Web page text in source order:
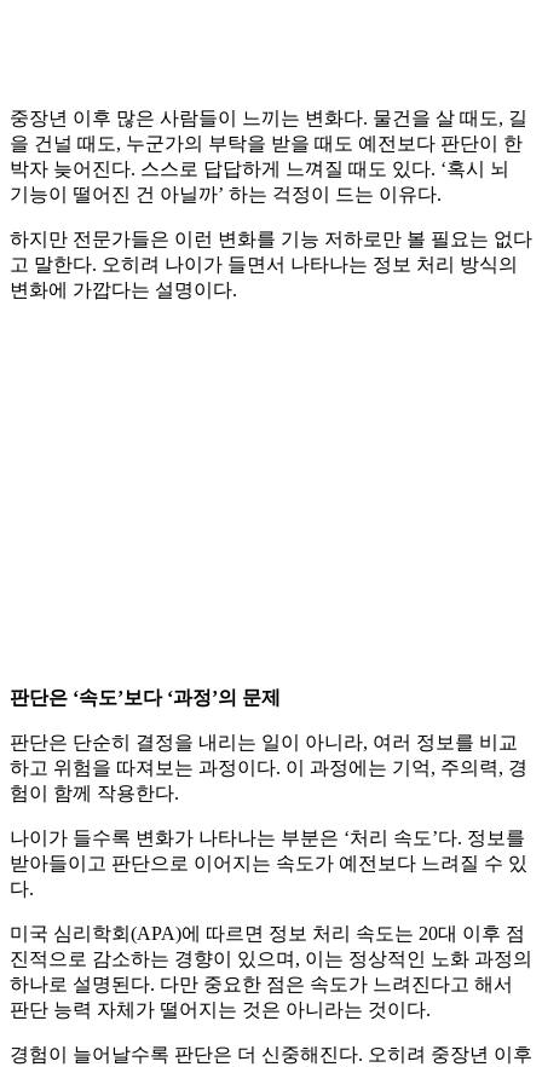
중장년 이후 많은 사람들이 느끼는 변화다. 물건을 살 때도, 길
을 건널 때도, 누군가의 부탁을 받을 때도 예전보다 판단이 한
박자 늦어진다. 스스로 답답하게 느껴질 때도 있다. ‘혹시 뇌
기능이 떨어진 건 아닐까’ 하는 걱정이 드는 이유다.
하지만 전문가들은 이런 변화를 기능 저하로만 볼 필요는 없다
고 말한다. 오히려 나이가 들면서 나타나는 정보 처리 방식의
변화에 가깝다는 설명이다.
판단은 ‘속도’보다 ‘과정’의 문제
판단은 단순히 결정을 내리는 일이 아니라, 여러 정보를 비교
하고 위험을 따져보는 과정이다. 이 과정에는 기억, 주의력, 경
험이 함께 작용한다.
나이가 들수록 변화가 나타나는 부분은 ‘처리 속도’다. 정보를
받아들이고 판단으로 이어지는 속도가 예전보다 느려질 수 있
다.
미국 심리학회(APA)에 따르면 정보 처리 속도는 20대 이후 점
진적으로 감소하는 경향이 있으며, 이는 정상적인 노화 과정의
하나로 설명된다. 다만 중요한 점은 속도가 느려진다고 해서
판단 능력 자체가 떨어지는 것은 아니라는 것이다.
경험이 늘어날수록 판단은 더 신중해진다. 오히려 중장년 이후